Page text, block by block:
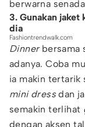
berwarna
3. Gunakan jaket
dia
Fashiontrendwalk.com
Dinner bersama
adanya. Coba
ia makin tertarik
mini dressdan
semakin terlihat
dengan aksen